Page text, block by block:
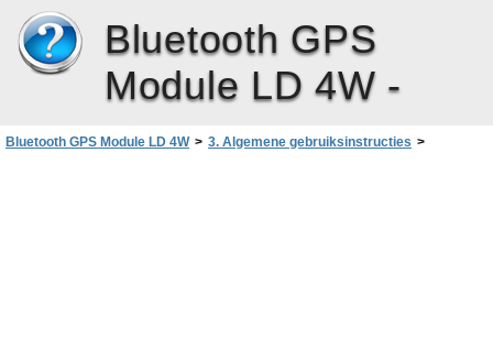
Bluetooth GPS
Module LD 4W -
Bluetooth GPS Module LD 4W > 3. Algemene gebruiksinstructies >